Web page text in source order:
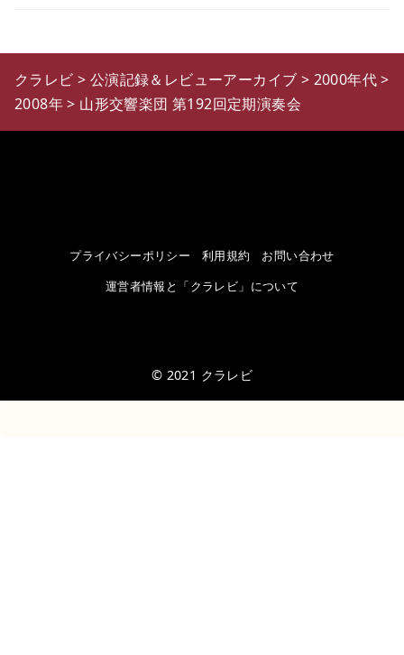
クラレビ > 公演記録＆レビューアーカイブ > 2000年代>
2008年> 山形交響楽団 第192回定期演奏会
プライバシーポリシー 利用規約
お問い合わせ
運営者情報と「クラレビ」について
© 2021 クラレビ